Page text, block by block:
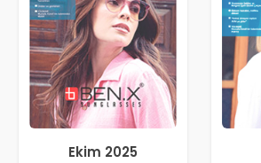
Ekim 2025